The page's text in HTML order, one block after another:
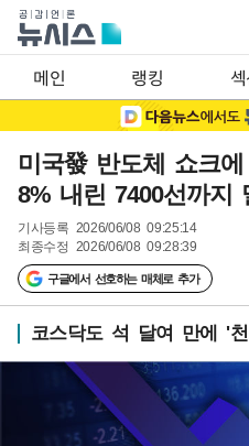
메인 랭킹
미국發 반도체 쇼크
8% 내린 7400선까지
기사등록 2026/06/08 09:25:14
최종수정 2026/06/08 09:28:39
구글에서 선호하는 매체로 추가
코스닥도 석 달여 만에 '